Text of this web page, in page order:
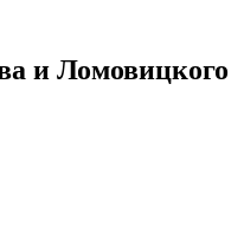
и Ломовицкого